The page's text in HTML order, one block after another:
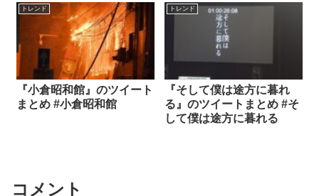
トレンド
『小倉昭和館』のツイート
まとめ #小倉昭和館
トレンド
『そして僕は途方に暮れ
る』のツイートまとめ #そ
して僕は途方に暮れる
コメント